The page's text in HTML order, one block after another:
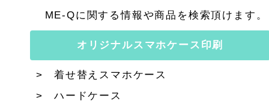
ME-Qに関する情報や商品を検索頂けます。
オリジナルスマホケース印刷
着せ替えスマホケース
ハードケース